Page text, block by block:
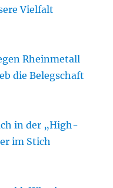
Vielfalt
Rheinmetall
die Belegschaft
in der „High-
im Stich